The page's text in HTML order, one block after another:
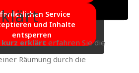
Service
und Inhalte
entsperren
kurz erklärt erfahren Sie die
Räumung durch die